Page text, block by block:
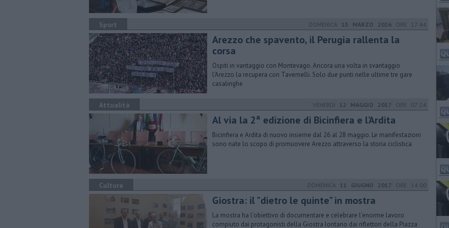
Sport DOMENICA 15 MARZO 2026 ORE 17:44
Arezzo che spavento, il Perugia rallenta la
corsa
Ospiti in vantaggio con Montevago. Ancora una volta in svantaggio
l’Arezzo la recupera con Tavernelli. Solo due punti nelle ultime tre gare
casalinghe
Attualità VENERDÌ 12 MAGGIO 2017 ORE 07:24
Al via la 2ª edizione di Bicinfiera e l’Ardita
Bicinfiera e Ardita di nuovo insieme dal 26 al 28 maggio. Le manifestazioni
sono nate lo scopo di promuovere Arezzo attraverso la storia ciclistica
Cultura DOMENICA 11 GIUGNO 2017 ORE 14:00
Giostra: il "dietro le quinte" in mostra
La mostra ha l’obiettivo di documentare e celebrare l’enorme lavoro
compiuto dai protagonisti della Giostra lontano dai riflettori della Piazza